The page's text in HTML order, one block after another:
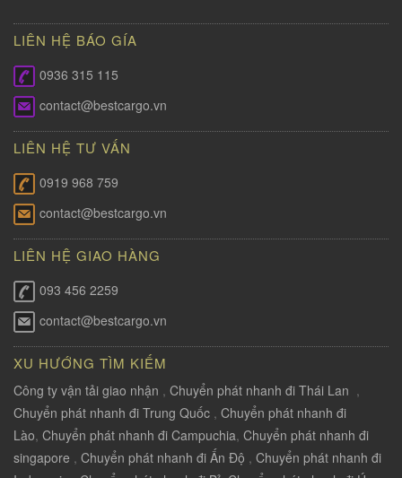
LIÊN HỆ BÁO GÍA
0936 315 115
contact@bestcargo.vn
LIÊN HỆ TƯ VẤN
0919 968 759
contact@bestcargo.vn
LIÊN HỆ GIAO HÀNG
093 456 2259
contact@bestcargo.vn
XU HƯỚNG TÌM KIẾM
Công ty vận tải giao nhận , Chuyển phát nhanh đi Thái Lan ,
Chuyển phát nhanh đi Trung Quốc , Chuyển phát nhanh đi
Lào, Chuyển phát nhanh đi Campuchia, Chuyển phát nhanh đi
singapore , Chuyển phát nhanh đi Ấn Độ , Chuyển phát nhanh đi